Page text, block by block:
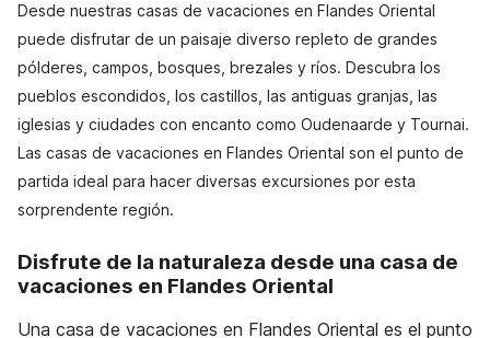
Desde nuestras casas de vacaciones en Flandes Oriental
puede disfrutar de un paisaje diverso repleto de grandes
pólderes, campos, bosques, brezales y ríos. Descubra los
pueblos escondidos, los castillos, las antiguas granjas, las
iglesias y ciudades con encanto como Oudenaarde y Tournai.
Las casas de vacaciones en Flandes Oriental son el punto de
partida ideal para hacer diversas excursiones por esta
sorprendente región.
Disfrute de la naturaleza desde una casa de
vacaciones en Flandes Oriental
Una casa de vacaciones en Flandes Oriental es el punto